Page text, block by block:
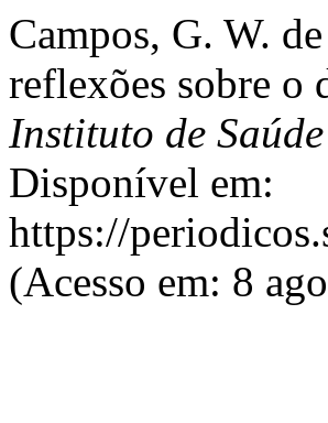
Campos, G. W.
reflexões sobre o
Instituto de
Disponível em:
https://
(Acesso em: 8